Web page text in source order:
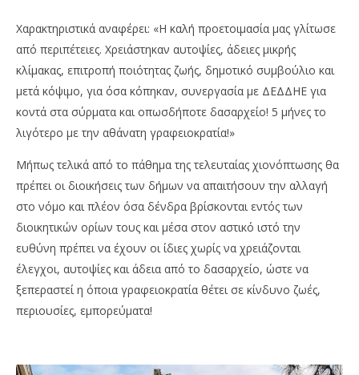
Χαρακτηριστικά αναφέρει: «Η καλή προετοιμασία μας γλίτωσε
από περιπέτειες. Χρειάστηκαν αυτοψίες, άδειες μικρής
κλίμακας, επιτροπή ποιότητας ζωής, δημοτικό συμβούλιο και
μετά κόψιμο, για όσα κόπηκαν, συνεργασία με ΔΕΔΔΗΕ για
κοντά στα σύρματα και οπωσδήποτε δασαρχείο! 5 μήνες το
λιγότερο με την αθάνατη γραφειοκρατία!»
Μήπως τελικά από το πάθημα της τελευταίας χιονόπτωσης θα
πρέπει οι διοικήσεις των δήμων να απαιτήσουν την αλλαγή
στο νόμο και πλέον όσα δένδρα βρίσκονται εντός των
διοικητικών ορίων τους και μέσα στον αστικό ιστό την
ευθύνη πρέπει να έχουν οι ίδιες χωρίς να χρειάζονται
έλεγχοι, αυτοψίες και άδεια από το δασαρχείο, ώστε να
ξεπεραστεί η όποια γραφειοκρατία θέτει σε κίνδυνο ζωές,
περιουσίες, εμπορεύματα!